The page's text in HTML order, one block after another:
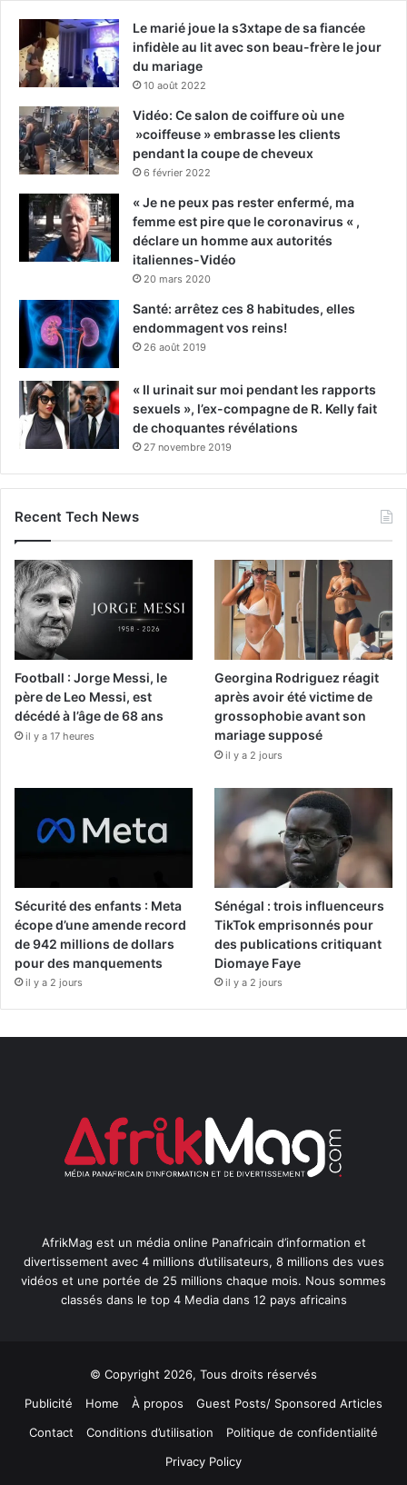
Le marié joue la s3xtape de sa fiancée
infidèle au lit avec son beau-frère le jour
du mariage
10 août 2022
Vidéo: Ce salon de coiffure où une
»coiffeuse » embrasse les clients
pendant la coupe de cheveux
6 février 2022
« Je ne peux pas rester enfermé, ma
femme est pire que le coronavirus « ,
déclare un homme aux autorités
italiennes-Vidéo
20 mars 2020
Santé: arrêtez ces 8 habitudes, elles
endommagent vos reins!
26 août 2019
« Il urinait sur moi pendant les rapports
sexuels », l’ex-compagne de R. Kelly fait
de choquantes révélations
27 novembre 2019
Recent Tech News
Football : Jorge Messi, le
père de Leo Messi, est
décédé à l’âge de 68 ans
il y a 17 heures
Georgina Rodriguez réagit
après avoir été victime de
grossophobie avant son
mariage supposé
il y a 2 jours
Sécurité des enfants : Meta
écope d’une amende record
de 942 millions de dollars
pour des manquements
il y a 2 jours
Sénégal : trois influenceurs
TikTok emprisonnés pour
des publications critiquant
Diomaye Faye
il y a 2 jours
AfrikMag est un média online Panafricain d’information et
divertissement avec 4 millions d’utilisateurs, 8 millions des vues
vidéos et une portée de 25 millions chaque mois. Nous sommes
classés dans le top 4 Media dans 12 pays africains
© Copyright 2026, Tous droits réservés
Publicité
Home À propos
Guest Posts/ Sponsored Articles
Contact
Conditions d’utilisation
Politique de confidentialité
Privacy Policy